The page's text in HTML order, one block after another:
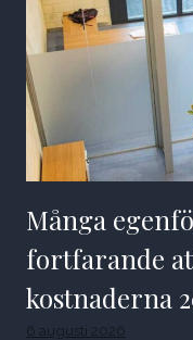
Många
fortfarande
kostnaderna
6 augusti 2026